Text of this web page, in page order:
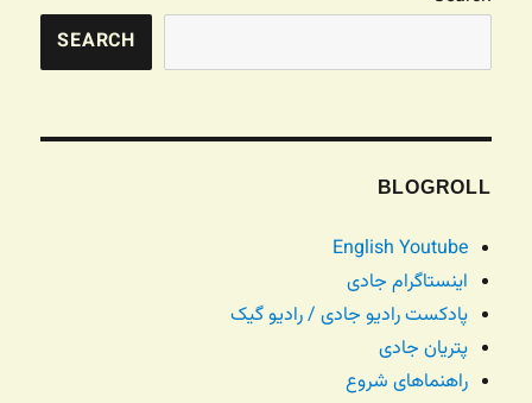
SEARCH
BLOGROLL
English Youtube
اینستاگرام جادی
پادکست رادیو جادی / رادیو گیک
پتریان جادی
راهنماهای شروع